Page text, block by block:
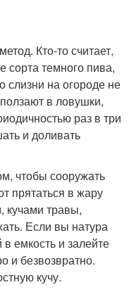
Кто-то считает,
сорта темного пива,
слизни на огороде не
в ловушки,
раз в три
и доливать
чтобы сооружать
прятаться в жару
кучами травы,
Если вы натура
емкость и залейте
и безвозвратно.
кучу.